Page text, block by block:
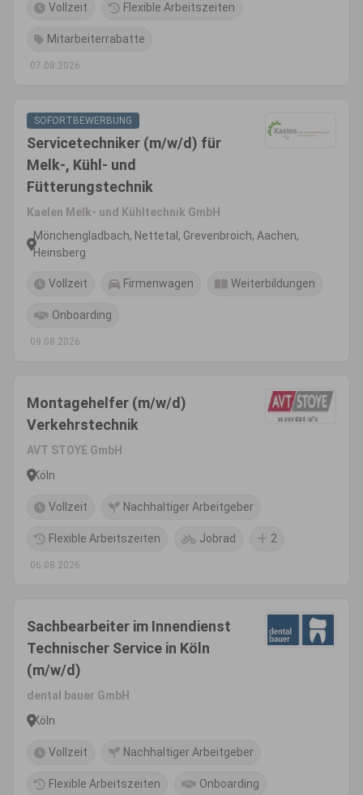
Vollzeit Flexible Arbeitszeiten
Mitarbeiterrabatte
07.08.2026
SOFORTBEWERBUNG
Servicetechniker (m/w/d) für
Melk-, Kühl- und
Fütterungstechnik
Kaelen Melk- und Kühltechnik GmbH
Mönchengladbach, Nettetal, Grevenbroich, Aachen,
Heinsberg
Vollzeit Firmenwagen Weiterbildungen
Onboarding
09.08.2026
Montagehelfer (m/w/d)
Verkehrstechnik
AVT STOYE GmbH
Köln
Vollzeit Nachhaltiger Arbeitgeber
Flexible Arbeitszeiten Jobrad 2
06.08.2026
Sachbearbeiter im Innendienst
Technischer Service in Köln
(m/w/d)
dental bauer GmbH
Köln
Vollzeit Nachhaltiger Arbeitgeber
Flexible Arbeitszeiten Onboarding